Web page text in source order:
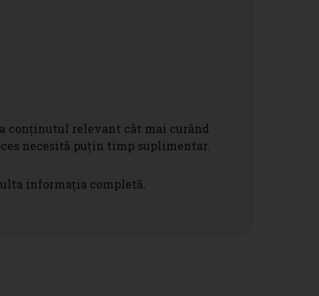
conținutul relevant cât mai curând
necesită puțin timp suplimentar.
informația completă.